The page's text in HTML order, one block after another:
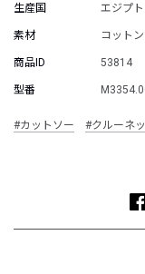
生産国 エジプト
素材 コット
商品ID 53814
型番
#カットソー #クルーネ